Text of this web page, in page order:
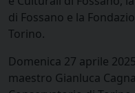
di Fossano e la
Torino.
Domenica 27 aprile
maestro Gianluca